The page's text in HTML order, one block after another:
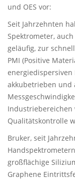
und OES vor:
Seit Jahrzehnten
Spektrometer,
geläufig, zur
PMI (Positive
energiedispersiven
akkubetrieben und
Industriebereichen
Qualitätskontrolle
Bruker, seit
großflächige
Graphene